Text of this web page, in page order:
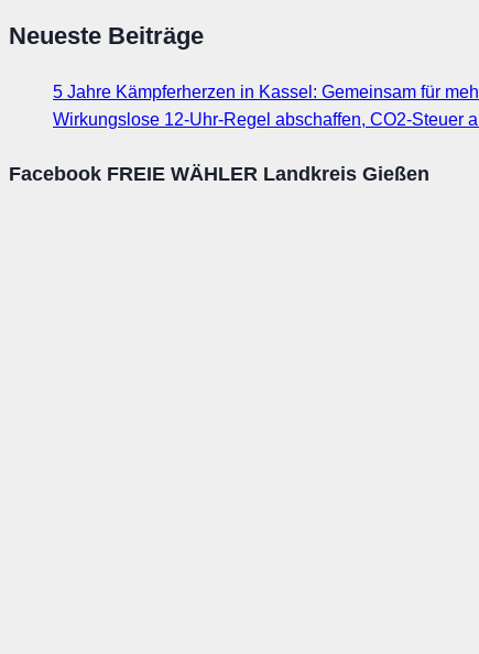
Neueste Beiträge
5 Jahre Kämpferherzen in Kassel: Gemeinsam für
Wirkungslose 12-Uhr-Regel abschaffen, CO2-Steuer
Facebook FREIE WÄHLER Landkreis Gießen